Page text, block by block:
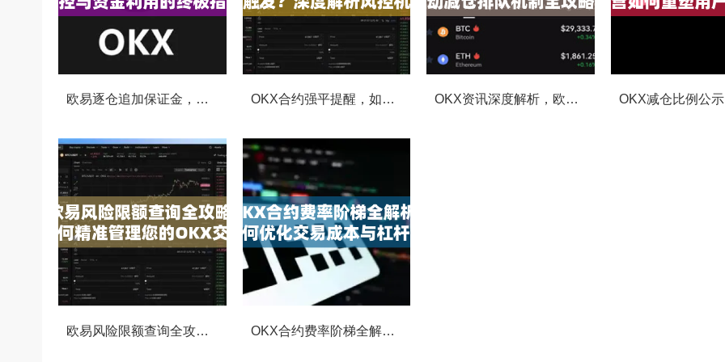
欧易逐仓追加保证金，灵活风控与资金利用的终极指南 OKX合约强平提醒，如何避免触发？深度解析风控机制与应对策略 OKX资讯深度解析，欧易自动减仓排队机制全攻略
欧易风险限额查询全攻略，如何精准管理您的OKX交易风险？ OKX合约费率阶梯全解析，如何优化交易成本与杠杆策略